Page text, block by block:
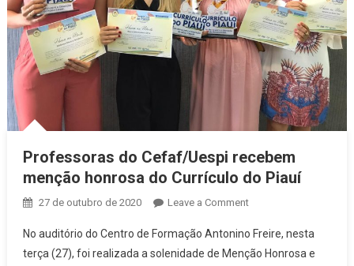
Professoras do Cefaf/Uespi recebem
menção honrosa do Currículo do Piauí
27 de outubro de 2020 Leave a Commenton Professoras do
recebem menção
honrosa do
No auditório do Centro de Formação Antonino Freire, nesta
terça (27), foi realizada a solenidade de Menção Honrosa e